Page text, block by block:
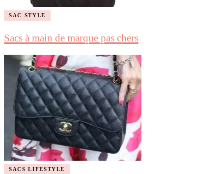
SAC STYLE
Sacs à main de marque pas chers
SACS LIFESTYLE